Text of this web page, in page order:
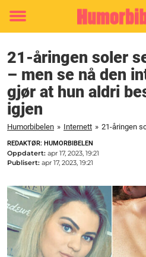
Toggle
21-åringen soler
– men se nå den
gjør at hun aldri
igjen
Humorbibelen » Internett »
REDAKTØR: HUMORBIBELEN
Oppdatert: apr 17, 2023, 19:21
Publisert: apr 17, 2023, 19:21